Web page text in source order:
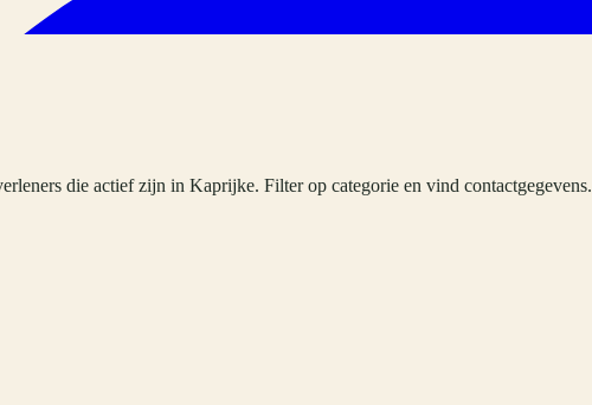
die actief zijn in Kaprijke. Filter op categorie en vind contactgegevens.